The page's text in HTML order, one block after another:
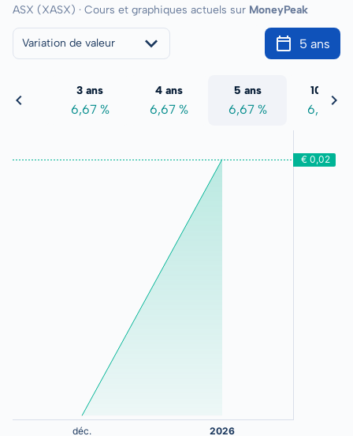
ASX (XASX) · Cours et graphiques actuels sur MoneyPeak
Variation de valeur 5 ans
%
3 ans
6,67 %
4 ans
6,67 %
5 ans
6,67 %
10 ans
6,67 %